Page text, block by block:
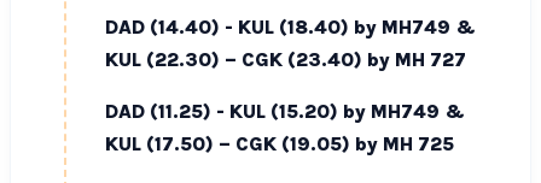
DAD (14.40) - KUL (18.40) by MH749 &
KUL (22.30) – CGK (23.40) by MH 727
DAD (11.25) - KUL (15.20) by MH749 &
KUL (17.50) – CGK (19.05) by MH 725